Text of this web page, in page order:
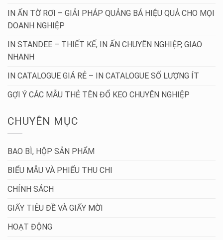
IN ẤN TỜ RƠI – GIẢI PHÁP QUẢNG BÁ HIỆU QUẢ CHO MỌI
DOANH NGHIỆP
IN STANDEE – THIẾT KẾ, IN ẤN CHUYÊN NGHIỆP, GIAO
NHANH
IN CATALOGUE GIÁ RẺ – IN CATALOGUE SỐ LƯỢNG ÍT
GỢI Ý CÁC MẪU THẺ TÊN ĐỔ KEO CHUYÊN NGHIỆP
CHUYÊN MỤC
BAO BÌ, HỘP SẢN PHẨM
BIỂU MẪU VÀ PHIẾU THU CHI
CHÍNH SÁCH
GIẤY TIÊU ĐỀ VÀ GIẤY MỜI
HOẠT ĐỘNG